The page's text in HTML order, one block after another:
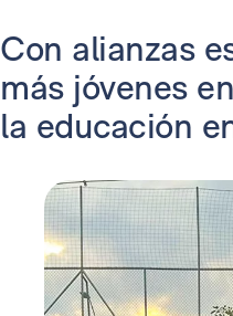
Con alianzas
más jóvenes
la educación